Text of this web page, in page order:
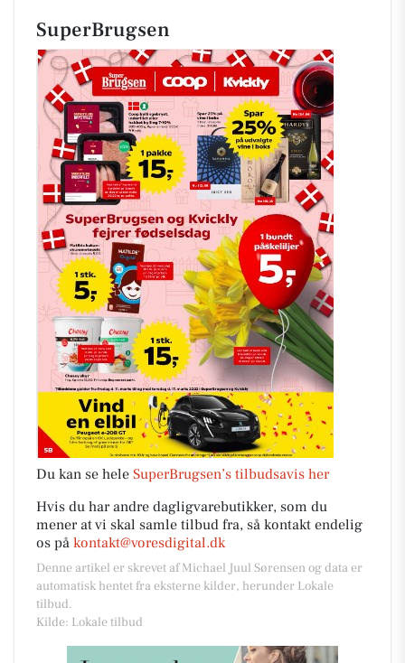
SuperBrugsen
Du kan se hele SuperBrugsen’s tilbudsavis her
Hvis du har andre dagligvarebutikker, som du
mener at vi skal samle tilbud fra, så kontakt endelig
os på kontakt@voresdigital.dk
Denne artikel er skrevet af Michael Juul Sørensen og data er
automatisk hentet fra eksterne kilder, herunder Lokale
tilbud.
Kilde: Lokale tilbud